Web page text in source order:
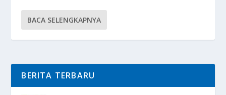
BACA SELENGKAPNYA
BERITA TERBARU